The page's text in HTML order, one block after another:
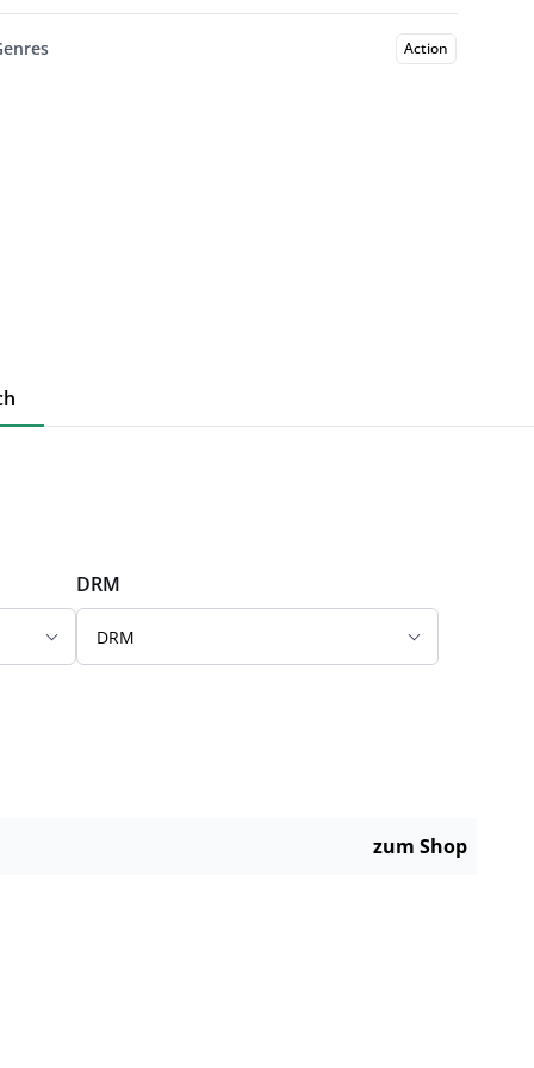
Action
DRM
DRM
zum Shop